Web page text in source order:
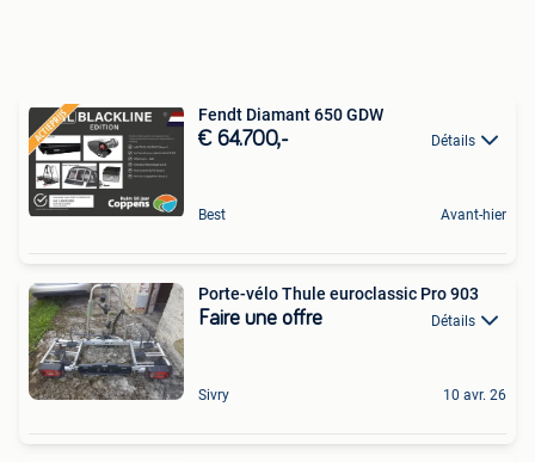
Fendt Diamant 650 GDW
€ 64.700,- Détails
Best Avant-hier
Porte-vélo Thule euroclassic Pro 903
Faire une offre Détails
Sivry 10 avr. 26